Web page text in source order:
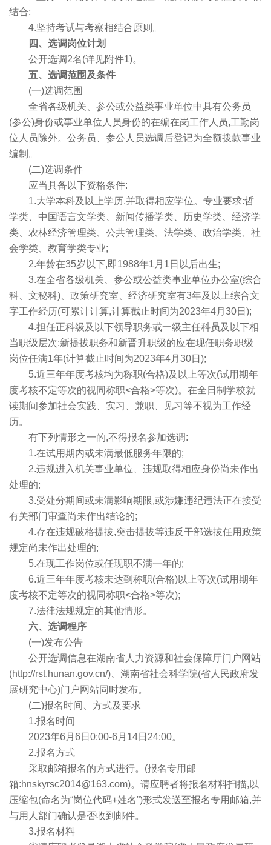
结合;
4.坚持考试与考察相结合原则。
四、选调岗位计划
公开选调2名(详见附件1)。
五、选调范围及条件
(一)选调范围
全省各级机关、参公或公益类事业单位中具有公务员
(参公)身份或事业单位人员身份的在编在岗工作人员,工勤岗
位人员除外。公务员、参公人员选调后登记为全额拨款事业
编制。
(二)选调条件
应当具备以下资格条件:
1.大学本科及以上学历,并取得相应学位。专业要求:哲
学类、中国语言文学类、新闻传播学类、历史学类、经济学
类、农林经济管理类、公共管理类、法学类、政治学类、社
会学类、教育学类专业;
2.年龄在35岁以下,即1988年1月1日以后出生;
3.在全省各级机关、参公或公益类事业单位办公室(综合
科、文秘科)、政策研究室、经济研究室有3年及以上综合文
字工作经历(可累计计算,计算截止时间为2023年4月30日);
4.担任正科级及以下领导职务或一级主任科员及以下相
当职级层次;新提拔职务和新晋升职级的应在现任职务职级
岗位任满1年(计算截止时间为2023年4月30日);
5.近三年年度考核均为称职(合格)及以上等次(试用期年
度考核不定等次的视同称职<合格>等次)。在全日制学校就
读期间参加社会实践、实习、兼职、见习等不视为工作经
历。
有下列情形之一的,不得报名参加选调:
1.在试用期内或未满最低服务年限的;
2.违规进入机关事业单位、违规取得相应身份尚未作出
处理的;
3.受处分期间或未满影响期限,或涉嫌违纪违法正在接受
有关部门审查尚未作出结论的;
4.存在违规破格提拔,突击提拔等违反干部选拔任用政策
规定尚未作出处理的;
5.在现工作岗位或任现职不满一年的;
6.近三年年度考核未达到称职(合格)以上等次(试用期年
度考核不定等次的视同称职<合格>等次);
7.法律法规规定的其他情形。
六、选调程序
(一)发布公告
公开选调信息在湖南省人力资源和社会保障厅门户网站
(http://rst.hunan.gov.cn/)、湖南省社会科学院(省人民政府发
展研究中心)门户网站同时发布。
(二)报名时间、方式及要求
1.报名时间
2023年6月6日0:00-6月14日24:00。
2.报名方式
采取邮箱报名的方式进行。(报名专用邮
箱:hnskyrsc2014@163.com)。请应聘者将报名材料扫描,以
压缩包(命名为“岗位代码+姓名”)形式发送至报名专用邮箱,并
与用人部门确认是否收到邮件。
3.报名材料